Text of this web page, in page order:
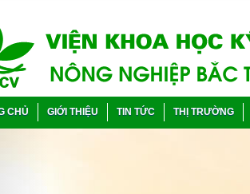
CHỦ GIỚI THIỆU TIN TỨC THỊ TRƯỜNG